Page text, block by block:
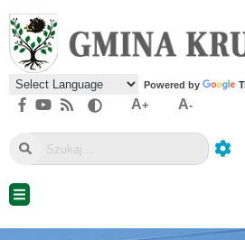
Powered by
A+ A-